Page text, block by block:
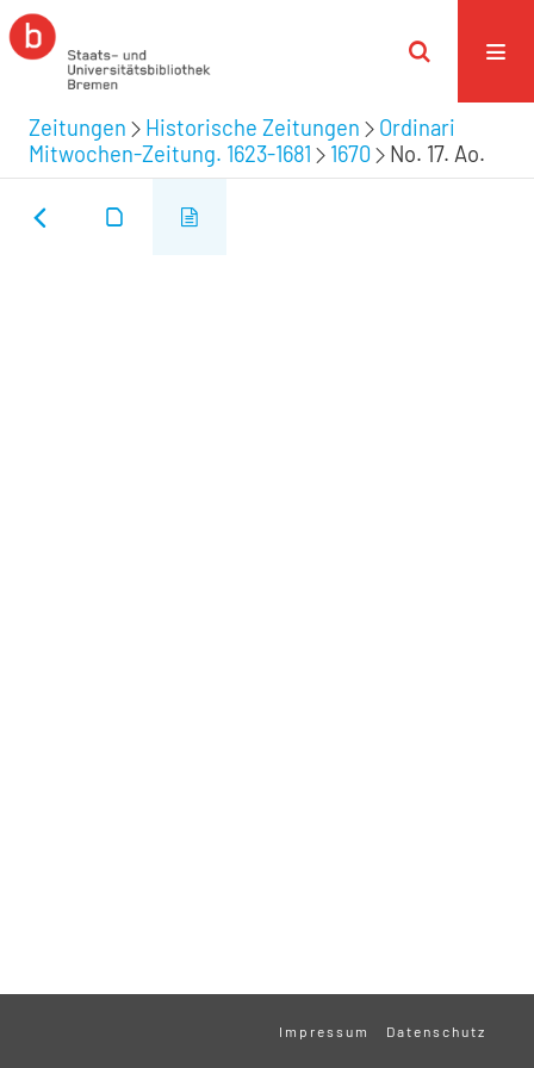
Zeitungen Historische Zeitungen
Ordinari
Mitwochen-Zeitung. 1623-1681
1670 No. 17. Ao.
Impressum Datenschutz